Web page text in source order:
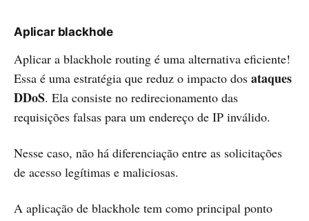
Aplicar blackhole
Aplicar a blackhole routing é uma alternativa eficiente!
Essa é uma estratégia que reduz o impacto dos ataques
DDoS. Ela consiste no redirecionamento das
requisições falsas para um endereço de IP inválido.
Nesse caso, não há diferenciação entre as solicitações
de acesso legítimas e maliciosas.
A aplicação de blackhole tem como principal ponto